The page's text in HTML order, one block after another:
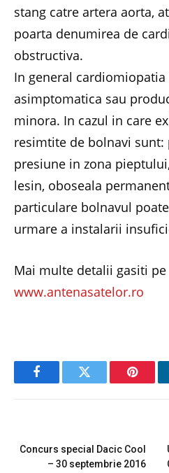
stang catre artera aorta,
poarta denumirea de
obstructiva.
In general
asimptomatica sau
minora. In cazul in care
resimtite de bolnavi
presiune in zona
lesin, oboseala
particulare bolnavul
urmare a instalarii
Mai multe detalii gasiti pe
www.antenasatelor.ro
FacebookTwitter
Concurs special Dacic Cool
– 30 septembrie 2016